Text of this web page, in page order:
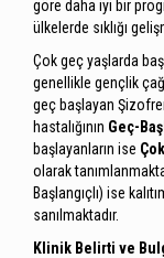
göre daha iyi bir
ülkelerde sıklığı
Çok geç yaşlarda
genellikle gençlik
geç başlayan
hastalığının Geç-
başlayanların ise
olarak
Başlangıçlı) ise
sanılmaktadır.
Klinik Belirti ve